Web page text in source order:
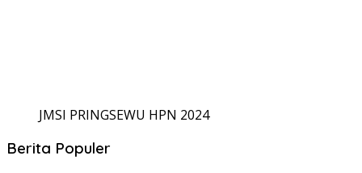
JMSI PRINGSEWU HPN 2024
Berita Populer